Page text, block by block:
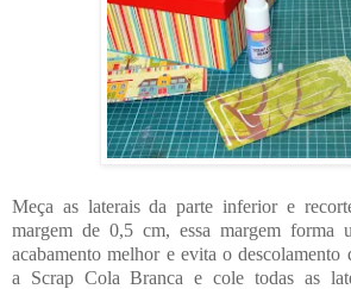
Meça as laterais da parte inferior e
margem de 0,5 cm, essa margem forma
acabamento melhor e evita o descolamento
a Scrap Cola Branca e cole todas as